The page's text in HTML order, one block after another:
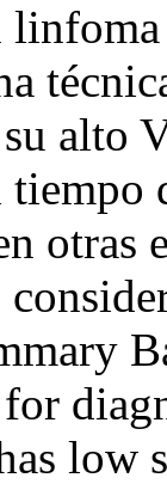
alto
otras
low